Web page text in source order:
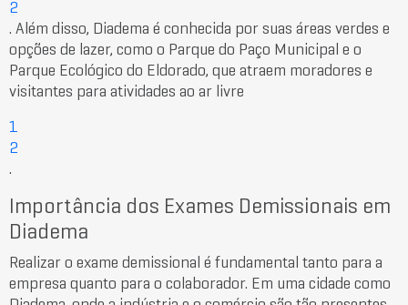
2
. Além disso, Diadema é conhecida por suas áreas verdes e
opções de lazer, como o Parque do Paço Municipal e o
Parque Ecológico do Eldorado, que atraem moradores e
visitantes para atividades ao ar livre
1
2
.
Importância dos Exames Demissionais em
Diadema
Realizar o exame demissional é fundamental tanto para a
empresa quanto para o colaborador. Em uma cidade como